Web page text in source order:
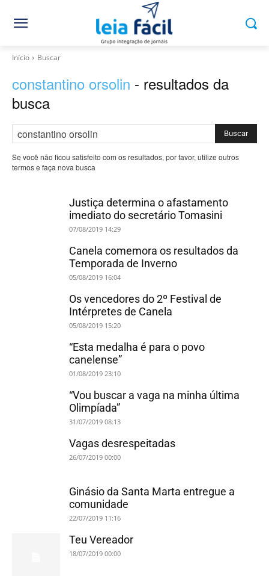
Início Buscar
constantino orsolin - resultados da
busca
Buscar
Se você não ficou satisfeito com os resultados, por favor, utilize outros
termos e faça nova busca
Justiça determina o afastamento
imediato do secretário Tomasini
07/08/2019 14:29
Canela comemora os resultados da
Temporada de Inverno
05/08/2019 16:04
Os vencedores do 2º Festival de
Intérpretes de Canela
05/08/2019 15:20
“Esta medalha é para o povo
canelense”
01/08/2019 23:10
“Vou buscar a vaga na minha última
Olimpíada”
31/07/2019 08:13
Vagas desrespeitadas
26/07/2019 00:00
Ginásio da Santa Marta entregue a
comunidade
22/07/2019 11:16
Teu Vereador
18/07/2019 00:00